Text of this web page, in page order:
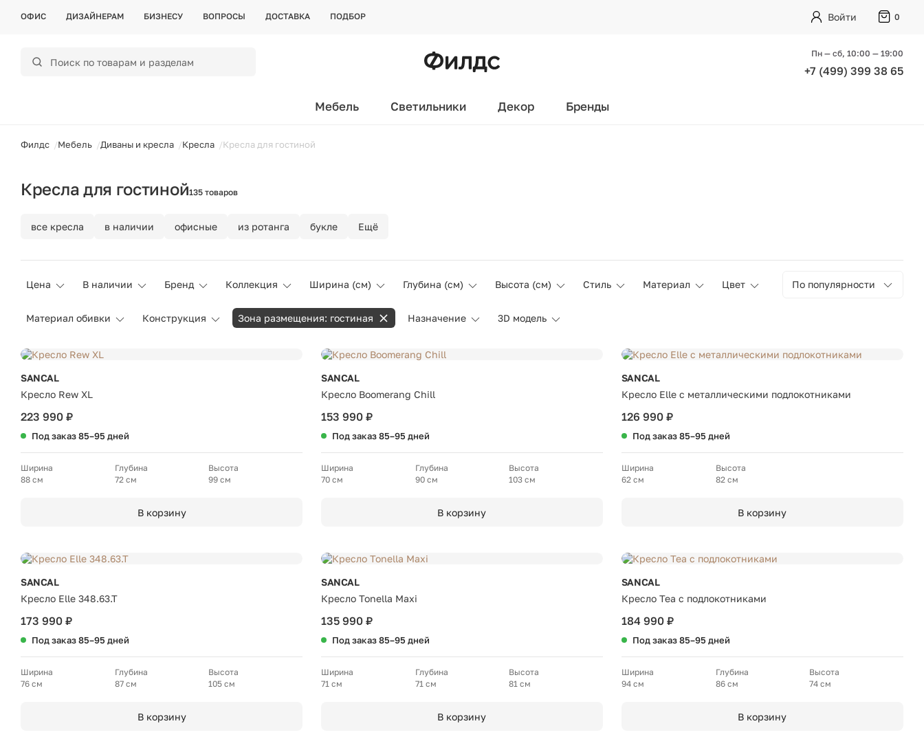
ОФИС ДИЗАЙНЕРАМ БИЗНЕСУ ВОПРОСЫ ДОСТАВКА ПОДБОР Войти 0
Пн — сб, 10:00 — 19:00
+7 (499) 399 38 65
Мебель Светильники Декор Бренды
Филдс Мебель Диваны и кресла Кресла Кресла для гостиной
Кресла для гостиной135 товаров
все кресла в наличии офисные из ротанга букле Ещё
Цена В наличии Бренд Коллекция Ширина (см) Глубина (см) Высота (см) Стиль Материал Цвет
Материал обивки Конструкция Зона размещения: гостиная Назначение 3D модель
По популярности
SANCAL
Кресло Rew XL
223 990 ₽
Под заказ 85–95 дней
Ширина
88 см
Глубина
72 см
Высота
99 см
В корзину
SANCAL
Кресло Boomerang Chill
153 990 ₽
Под заказ 85–95 дней
Ширина
70 см
Глубина
90 см
Высота
103 см
В корзину
SANCAL
Кресло Elle с металлическими подлокотниками
126 990 ₽
Под заказ 85–95 дней
Ширина
62 см
Высота
82 см
В корзину
SANCAL
Кресло Elle 348.63.T
173 990 ₽
Под заказ 85–95 дней
Ширина
76 см
Глубина
87 см
Высота
105 см
В корзину
SANCAL
Кресло Tonella Maxi
135 990 ₽
Под заказ 85–95 дней
Ширина
71 см
Глубина
71 см
Высота
81 см
В корзину
SANCAL
Кресло Tea с подлокотниками
184 990 ₽
Под заказ 85–95 дней
Ширина
94 см
Глубина
86 см
Высота
74 см
В корзину